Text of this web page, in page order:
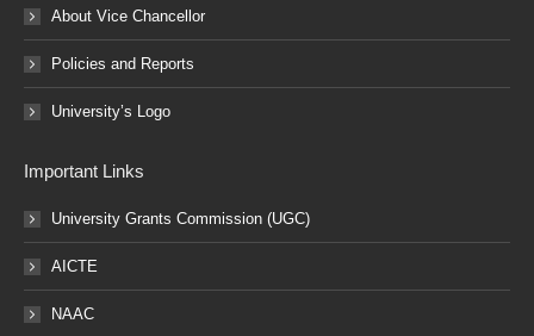
About Vice Chancellor
Policies and Reports
University’s Logo
Important Links
University Grants Commission (UGC)
AICTE
NAAC